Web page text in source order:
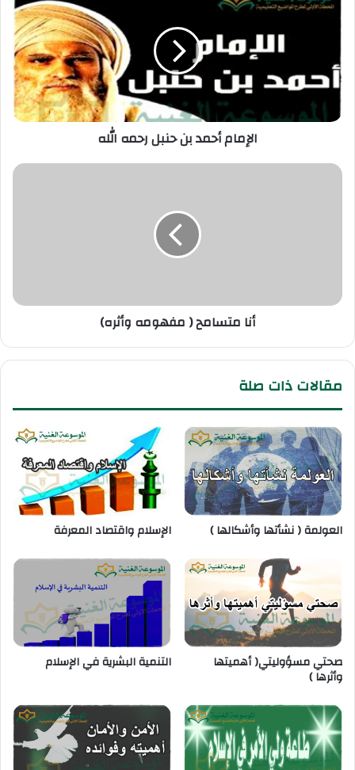
الإمام أحمد بن حنبل رحمه الله
أنا متسامح ( مفهومه وأثره)
مقالات ذات صلة
العولمة ( نشأتها وأشكالها ) الإسلام واقتصاد المعرفة
صحتي مسؤوليتي( أهميتها
وأثرها )
التنمية البشرية في الإسلام